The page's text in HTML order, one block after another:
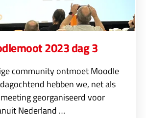
2023 dag 3
community ontmoet Moodle
hebben we, net als
georganiseerd voor
Nederland …